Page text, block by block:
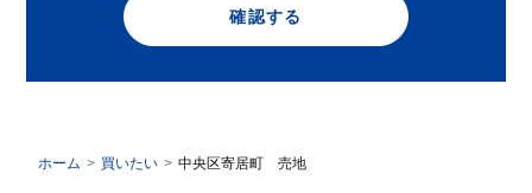
確認する
ホーム 買いたい 中央区寄居町 売地